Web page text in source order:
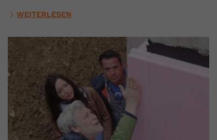
WEITERLESEN